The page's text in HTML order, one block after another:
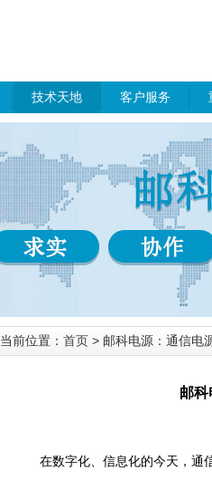
技术天地 客户服务
当前位置： 首页 > 邮科电源：通信电
邮
在数字化、信息化的今天，通信